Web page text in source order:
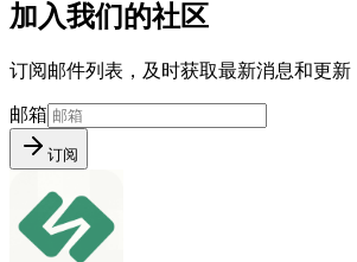
加入我们的社区
订阅邮件列表，及时获取最新消息和更新
邮箱
订阅